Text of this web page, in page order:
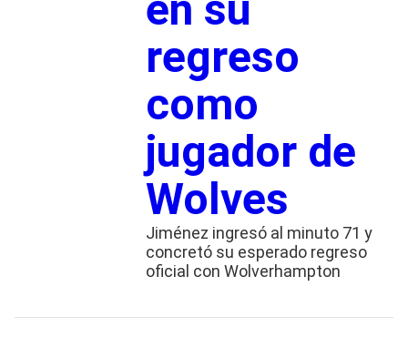
regreso
como
jugador de
Wolves
Jiménez ingresó al minuto 71 y
concretó su esperado regreso
oficial con Wolverhampton